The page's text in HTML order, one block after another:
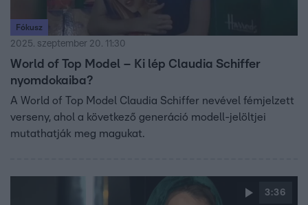
Fókusz
2025. szeptember 20. 11:30
World of Top Model – Ki lép Claudia Schiffer
nyomdokaiba?
A World of Top Model Claudia Schiffer nevével fémjelzett
verseny, ahol a következő generáció modell-jelöltjei
mutathatják meg magukat.
3:36